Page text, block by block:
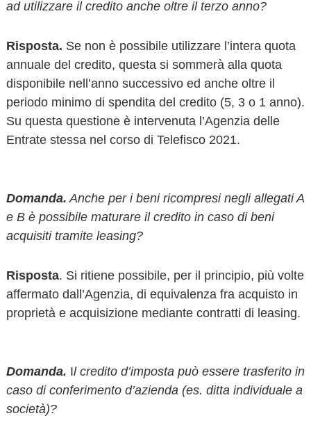
ad utilizzare il credito anche oltre il terzo anno?
Risposta. Se non è possibile utilizzare l’intera quota
annuale del credito, questa si sommerà alla quota
disponibile nell’anno successivo ed anche oltre il
periodo minimo di spendita del credito (5, 3 o 1 anno).
Su questa questione è intervenuta l’Agenzia delle
Entrate stessa nel corso di Telefisco 2021.
Domanda. Anche per i beni ricompresi negli allegati A
e B è possibile maturare il credito in caso di beni
acquisiti tramite leasing?
Risposta. Si ritiene possibile, per il principio, più volte
affermato dall’Agenzia, di equivalenza fra acquisto in
proprietà e acquisizione mediante contratti di leasing.
Domanda. Il credito d’imposta può essere trasferito in
caso di conferimento d’azienda (es. ditta individuale a
società)?